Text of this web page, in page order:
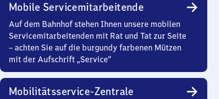
Mobile Servicemitarbeitende
Auf dem Bahnhof stehen Ihnen unsere mobilen
Servicemitarbeitenden mit Rat und Tat zur Seite
– achten Sie auf die burgundy farbenen Mützen
mit der Aufschrift „Service“
Mobilitätsservice-Zentrale